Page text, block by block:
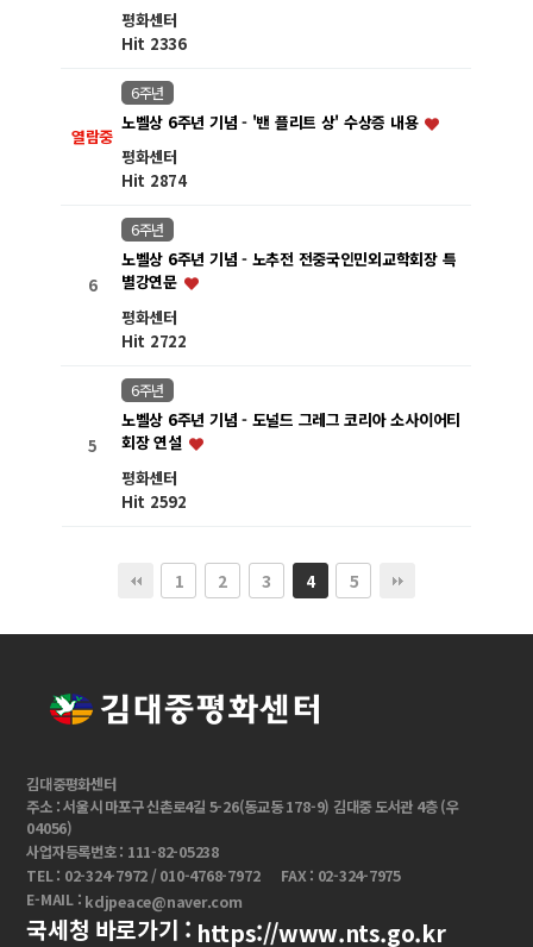
평화센터
Hit 2336
열람중
6주년
노벨상 6주년 기념 - '밴 플리트 상' 수상증 내용
평화센터
Hit 2874
6
6주년
노벨상 6주년 기념 - 노추전 전중국인민외교학회장 특
별강연문
평화센터
Hit 2722
5
6주년
노벨상 6주년 기념 - 도널드 그레그 코리아 소사이어티
회장 연설
평화센터
Hit 2592
1 2 3 4 5
김대중평화센터
주소 : 서울시 마포구 신촌로4길 5-26(동교동 178-9) 김대중 도서관 4층 (우
04056)
사업자등록번호 : 111-82-05238
TEL : 02-324-7972 / 010-4768-7972
FAX : 02-324-7975
E-MAIL : kdjpeace@naver.com
국세청 바로가기 : https://www.nts.go.kr